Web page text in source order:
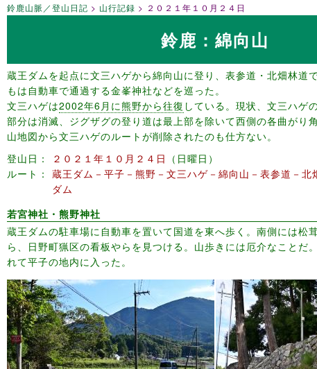
鈴鹿山脈／登山日記 山行記録 ２０２１年１０月２４日
鈴鹿：綿向山
蔵王ダムを起点に文三ハゲから綿向山に登り、表参道・北畑林道
もは自動車で通過する金峯神社などを巡った。
文三ハゲは2002年6月に熊野から往復 している。現状、文三ハゲ
部分は消滅、ジグザグの登り道は最上部を除いて西側の各曲がり
山地図から文三ハゲのルートが削除されたのも仕方ない。
登山日
２０２１年１０月２４日
日曜日
ルート
蔵王ダム－平子－熊野－文三ハゲ－綿向山－表参道－北
ダム
若宮神社・熊野神社
蔵王ダムの駐車場に自動車を置いて国道を東へ歩く。南側には松
ら、日野町猟区の看板やらを見つける。山歩きには厄介なことだ
れて平子の地内に入った。